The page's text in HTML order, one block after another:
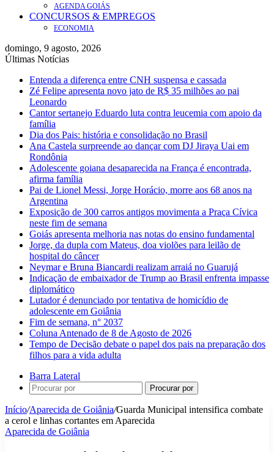
AGENDA GOIÁS
CONCURSOS & EMPREGOS
ECONOMIA
domingo, 9 agosto, 2026
Últimas Notícias
Entenda a diferença entre CNH suspensa e cassada
Zé Felipe apresenta novo jato de R$ 35 milhões ao pai
Leonardo
Cantor sertanejo Eduardo luta contra leucemia com apoio da
família
Dia dos Pais: história e consolidação no Brasil
Ana Castela surpreende ao dançar com DJ Jiraya Uai em
Rondônia
Adolescente goiana desaparecida na França é encontrada,
afirma família
Pai de Lionel Messi, Jorge Horácio, morre aos 68 anos na
Argentina
Exposição de 300 carros antigos movimenta a Praça Cívica
neste fim de semana
Goiás apresenta melhoria nas notas do ensino fundamental
Jorge, da dupla com Mateus, doa violões para leilão de
hospital do câncer
Neymar e Bruna Biancardi realizam arraiá no Guarujá
Indicação de embaixador de Trump ao Brasil enfrenta impasse
diplomático
Lutador é denunciado por tentativa de homicídio de
adolescente em Goiânia
Fim de semana, n° 2037
Coluna Antenado de 8 de Agosto de 2026
Tempo de Decisão debate o papel dos pais na preparação dos
filhos para a vida adulta
Barra Lateral
Procurar por
Início/Aparecida de Goiânia/Guarda Municipal intensifica combate
a cerol e linhas cortantes em Aparecida
Aparecida de Goiânia